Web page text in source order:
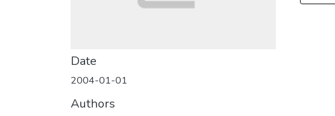
Date
2004-01-01
Authors